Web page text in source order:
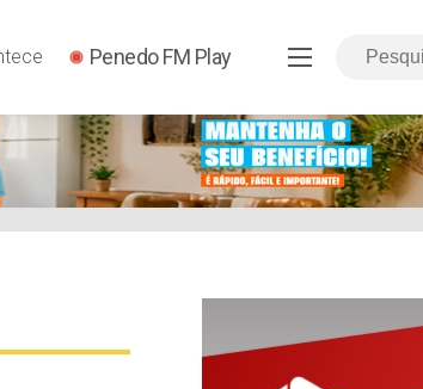
Penedo FM Play